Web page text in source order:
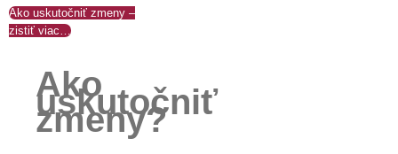
Ako uskutočniť zmeny –
zistiť viac…
Ako
uskutočniť
zmeny?